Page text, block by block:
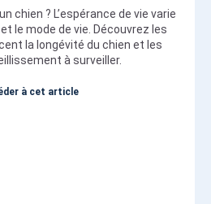
chien ? L’espérance de vie varie
le mode de vie. Découvrez les
la longévité du chien et les
à surveiller.
à cet article